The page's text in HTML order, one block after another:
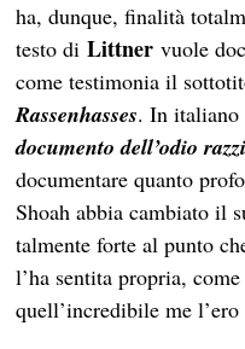
ha, dunque, finalità
testo diLittner vuole
come testimonia il
Rassenhasses. In italiano
documento dell’odio
documentare quanto
Shoah abbia cambiato il
talmente forte al punto
l’ha sentita propria,
quell’incredibile me